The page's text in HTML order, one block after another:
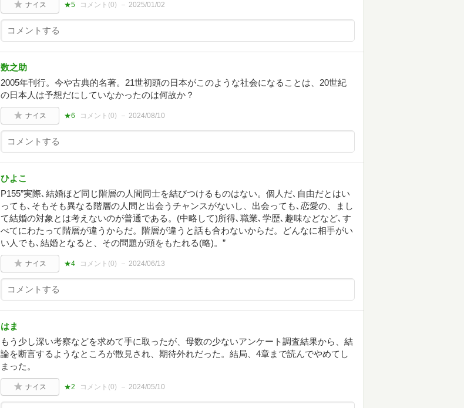
ナイス ★5 コメント(0) 2025/01/02
数之助
2005年刊行。今や古典的名著。21世初頭の日本がこのような社会になることは、20世紀
の日本人は予想だにしていなかったのは何故か？
ナイス ★6 コメント(0) 2024/08/10
ひよこ
P155”実際､結婚ほど同じ階層の人間同士を結びつけるものはない。個人だ､自由だとはい
っても､そもそも異なる階層の人間と出会うチャンスがないし、出会っても､恋愛の、まし
て結婚の対象とは考えないのが普通である。(中略して)所得､職業､学歴､趣味などなど､す
べてにわたって階層が違うからだ。階層が違うと話も合わないからだ。どんなに相手がい
い人でも､結婚となると、その問題が頭をもたれる(略)。”
ナイス ★4 コメント(0) 2024/06/13
はま
もう少し深い考察などを求めて手に取ったが、母数の少ないアンケート調査結果から、結
論を断言するようなところが散見され、期待外れだった。結局、4章まで読んでやめてし
まった。
ナイス ★2 コメント(0) 2024/05/10